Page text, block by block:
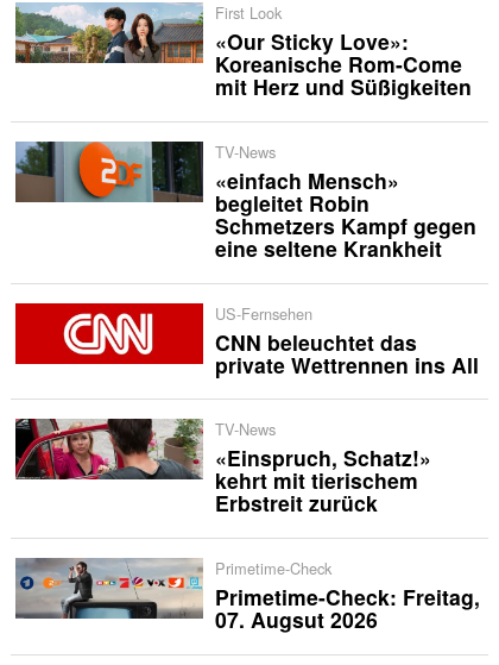
First Look
«Our Sticky Love»:
Koreanische Rom-Come
mit Herz und Süßigkeiten
TV-News
«einfach Mensch»
begleitet Robin
Schmetzers Kampf gegen
eine seltene Krankheit
US-Fernsehen
CNN beleuchtet das
private Wettrennen ins All
TV-News
«Einspruch, Schatz!»
kehrt mit tierischem
Erbstreit zurück
Primetime-Check
Primetime-Check: Freitag,
07. Augsut 2026